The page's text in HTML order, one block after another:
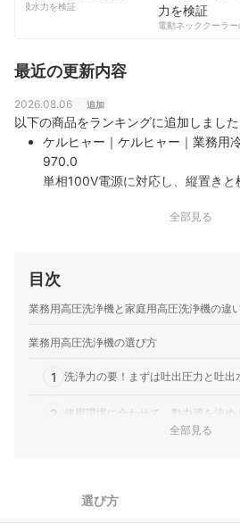
コンテンツ制作チームの
の吸水力を検証
電動ネッククーラー
最近の更新内容
2026.08.06 追加
以下の商品をランキングに追加しました
ケルヒャー｜ケルヒャー｜業務用
970.0
単相100V電源に対応し、縦置き
スを採用接続時間を短縮する接続
100V電源対応の幅312mm、長さ
続システムおよびトリガーガンの
ケルヒャー｜高圧洗浄機｜HD4/8C
EASY!Forceと接続システムの
全部見る
目次
業務用高圧洗浄機と家庭用高圧洗浄機の違
業務用高圧洗浄機の選び方
1 洗浄力の要！まずは吐出圧力と吐出
2 使用環境に合わせて、動力源を決め
より使いやすくなる機能にも注目
全部見る
選び方